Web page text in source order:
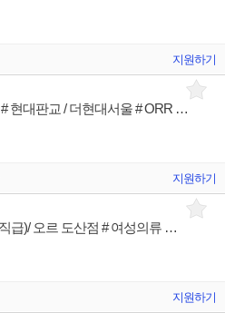
지원하기
# 오픈멤버(매/둘/막). ORR 오르 # 현대판교 / 더현대서울 # ORR 브랜드 패션아티스트
지원하기
# ORR. 오르 # 더현대서울점(전직급)/ 오르 도산점 # 여성의류 브랜드 패션아티스트
지원하기